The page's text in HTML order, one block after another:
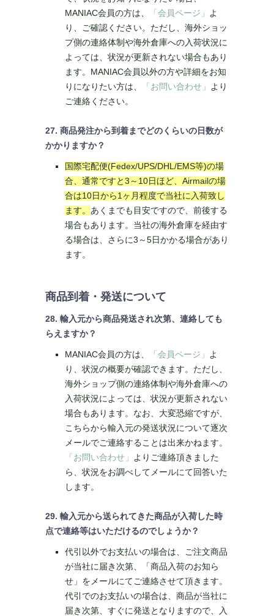
MANIAC会員の方は、
「会員ページ」
よ
り、ご確認ください。ただし、海外ショッ
プ側の連絡体制や海外倉庫への入荷状況に
よっては、状況が更新されない場合もあり
ます。MANIAC会員以外の方や詳細をお知
りになりたい方は、
「お問い合わせ」
より
ご連絡ください。
27. 商品発注から到着までどのくらいの日数が
かかりますか？
国際宅配便(Fedex/UPS/DHL/EMS等)の場
合、通常ですと3～10日ほど、Airmailの場
合は10日から1ヶ月程度で当社に入荷致し
ます。 あくまでも目安ですので、前後する
場合もあります。当社の海外倉庫を経由す
る場合は、さらに3～5日かかる場合があり
ます。
商品到着・発送について
28. 輸入元から商品発送され次第、連絡しても
らえますか？
MANIAC会員の方は、 「会員ページ」
よ
り、状況の概要が確認できます。ただし、
海外ショップ側の連絡体制や海外倉庫への
入荷状況によっては、状況が更新されない
場合もあります。なお、大変恐縮ですが、
こちらから輸入元の発送状況について逐次
メールでご連絡することは出来かねます。
「お問い合わせ」
よりご連絡頂きました
ら、状況をお調べしてメールにて回答いた
します。
29. 輸入元から送られてきた商品が入荷した時
点で連絡等はいただけるのでしょうか？
代引以外でお支払いの場合は、ご注文商品
が当社に届き次第、「商品入荷のお知ら
せ」をメールにてご連絡させて頂きます。
代引でのお支払いの場合は、商品が当社に
届き次第、すぐに発送となりますので、入